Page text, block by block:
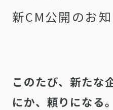
新CM公開のお
このたび、新たな
にか、頼りになる